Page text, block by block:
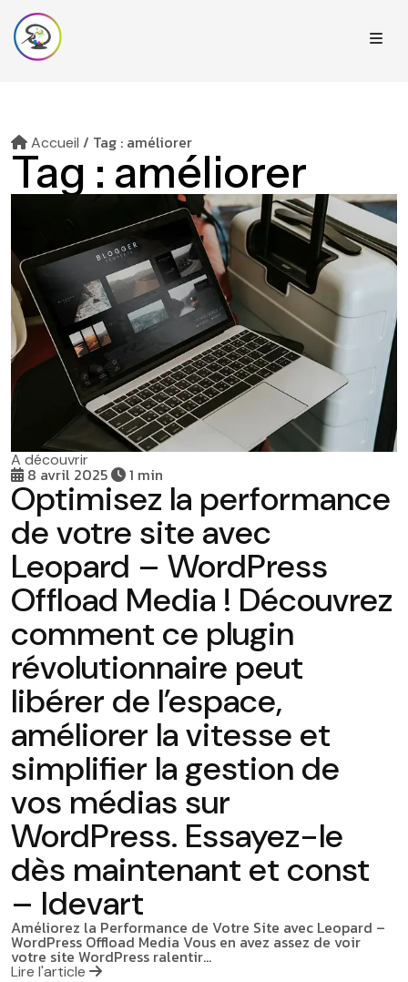
Accueil / Tag : améliorer
Tag : améliorer
A découvrir
8 avril 2025 1 min
Optimisez la performance
de votre site avec
Leopard – WordPress
Offload Media ! Découvrez
comment ce plugin
révolutionnaire peut
libérer de l’espace,
améliorer la vitesse et
simplifier la gestion de
vos médias sur
WordPress. Essayez-le
dès maintenant et const
– Idevart
Améliorez la Performance de Votre Site avec Leopard –
WordPress Offload Media Vous en avez assez de voir
votre site WordPress ralentir…
Lire l'article